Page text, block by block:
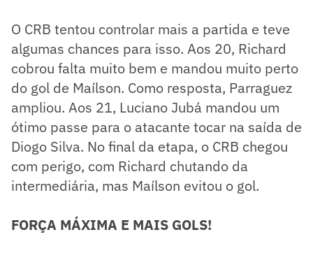
O CRB tentou controlar mais a partida e teve
algumas chances para isso. Aos 20, Richard
cobrou falta muito bem e mandou muito perto
do gol de Maílson. Como resposta, Parraguez
ampliou. Aos 21, Luciano Jubá mandou um
ótimo passe para o atacante tocar na saída de
Diogo Silva. No final da etapa, o CRB chegou
com perigo, com Richard chutando da
intermediária, mas Maílson evitou o gol.
FORÇA MÁXIMA E MAIS GOLS!